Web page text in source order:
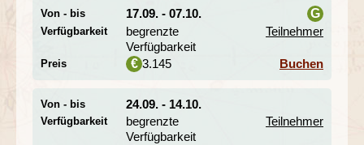
prägen. Die restaurierte Kathedrale mit ihren
eindrucksvollen Fenstern lädt zum Besuch ein.
Besonders charmant ist eine Fahrt mit den bunten
Pousse-Pousse-Rikschas, bei denen die Fahrer:innen
gerne ihre Stadt und die lebhaften Märkte zeigen. Wer
den Antsirabe-Besuch sportlich gestalten möchte, sollte
unbedingt an der optional buchbaren Fahrradtour zu den
malerischen Seen
Tritriva teilnehmen.
Von - bis 17.09. - 07.10. G
i
Verfügbarkeit
begrenzte
Verfügbarkeit
Teilnehmer
Preis € 3.145 Buchen
Von - bis 24.09. - 14.10.
Verfügbarkeit
begrenzte
Verfügbarkeit
Teilnehmer